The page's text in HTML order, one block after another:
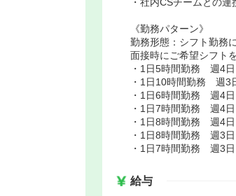
《勤務パターン》
勤務形態：シフト勤務
面接時にご希望シフト
・1日5時間勤務 週4
・1日10時間勤務 週
・1日6時間勤務 週4
・1日7時間勤務 週4
・1日8時間勤務 週4
・1日8時間勤務 週3
・1日7時間勤務 週3
給与